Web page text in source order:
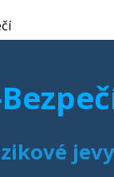
jevy